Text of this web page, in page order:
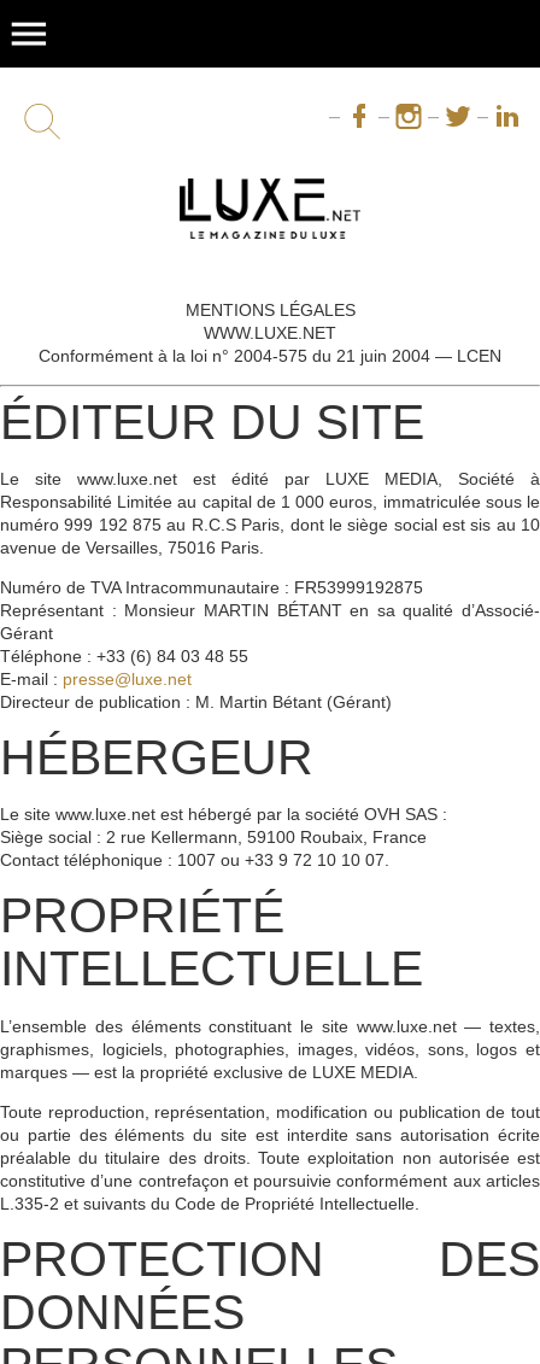
menu
MENTIONS LÉGALES
WWW.LUXE.NET
Conformément à la loi n° 2004-575 du 21 juin 2004 — LCEN
ÉDITEUR DU SITE
Le site www.luxe.net est édité par LUXE MEDIA , Société à
Responsabilité Limitée au capital de 1 000 euros, immatriculée sous le
numéro999 192 875 au R.C.S Paris , dont le siège social est sis au 10
avenue de Versailles, 75016 Paris.
Numéro de TVA Intracommunautaire : FR53999192875
Représentant : Monsieur MARTIN BÉTANT en sa qualité d’Associé-
Gérant
Téléphone : +33 (6) 84 03 48 55
E-mail : presse@luxe.net
Directeur de publication : M. Martin Bétant (Gérant)
HÉBERGEUR
Le site www.luxe.net est hébergé par la société OVH SAS :
Siège social : 2 rue Kellermann, 59100 Roubaix, France
Contact téléphonique : 1007 ou +33 9 72 10 10 07.
PROPRIÉTÉ
INTELLECTUELLE
L’ensemble des éléments constituant le site www.luxe.net— textes,
graphismes, logiciels, photographies, images, vidéos, sons, logos et
marques — est la propriété exclusive de LUXE MEDIA
Toute reproduction, représentation, modification ou publication de tout
ou partie des éléments du site est interdite sans autorisation écrite
préalable du titulaire des droits. Toute exploitation non autorisée est
constitutive d’une contrefaçon et poursuivie conformément aux articles
L.335-2 et suivants du Code de Propriété Intellectuelle.
PROTECTION DES
DONNÉES